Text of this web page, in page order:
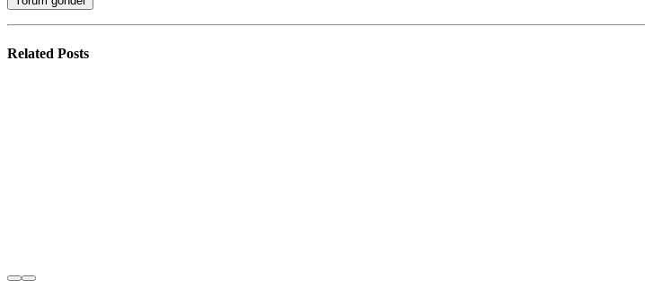
Related Posts